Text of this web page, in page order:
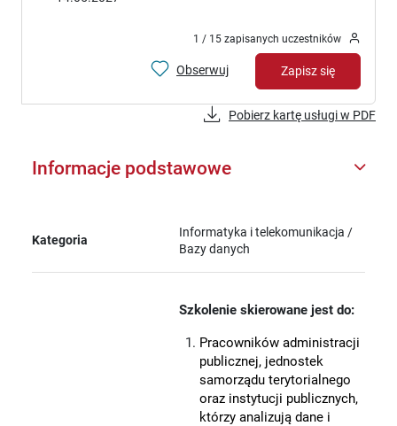
1 / 15 zapisanych uczestników
Obserwuj Zapisz się
Pobierz kartę usługi w PDF
Informacje podstawowe
Kategoria
Informatyka i telekomunikacja /
Bazy danych
Szkolenie skierowane jest do:
Pracowników administracji
publicznej, jednostek
samorządu terytorialnego
oraz instytucji publicznych,
którzy analizują dane i